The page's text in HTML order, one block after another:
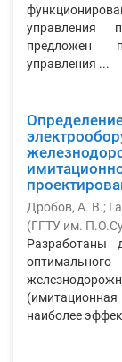
управления
предложен
управления ...
Дробов, А. В.;
(ГГТУ им.
Разработаны
наиболее